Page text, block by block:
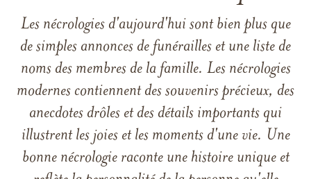
Les nécrologies d'aujourd'hui sont bien plus que
de simples annonces de funérailles et une liste de
noms des membres de la famille. Les nécrologies
modernes contiennent des souvenirs précieux, des
anecdotes drôles et des détails importants qui
illustrent les joies et les moments d'une vie. Une
bonne nécrologie raconte une histoire unique et